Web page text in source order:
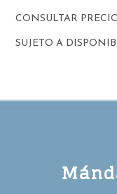
CONSULTAR
SUJETO A